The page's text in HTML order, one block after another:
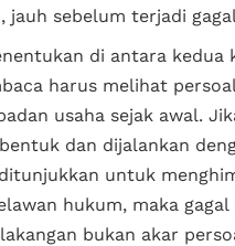
jauh sebelum terjadi
di antara kedua
harus melihat
usaha sejak awal.
dan dijalankan
untuk
hukum, maka gagal
bukan akar